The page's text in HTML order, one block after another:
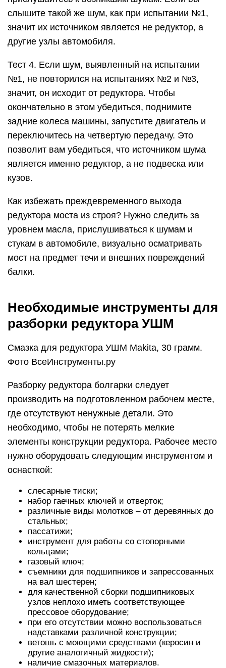
слышите такой же шум, как при испытании №1,
значит их источником является не редуктор, а
другие узлы автомобиля.
Тест 4. Если шум, выявленный на испытании
№1, не повторился на испытаниях №2 и №3,
значит, он исходит от редуктора. Чтобы
окончательно в этом убедиться, поднимите
задние колеса машины, запустите двигатель и
переключитесь на четвертую передачу. Это
позволит вам убедиться, что источником шума
является именно редуктор, а не подвеска или
кузов.
Как избежать преждевременного выхода
редуктора моста из строя? Нужно следить за
уровнем масла, прислушиваться к шумам и
стукам в автомобиле, визуально осматривать
мост на предмет течи и внешних повреждений
балки.
Необходимые инструменты для
разборки редуктора УШМ
Смазка для редуктора УШМ Makita, 30 грамм.
Фото ВсеИнструменты.ру
Разборку редуктора болгарки следует
производить на подготовленном рабочем месте,
где отсутствуют ненужные детали. Это
необходимо, чтобы не потерять мелкие
элементы конструкции редуктора. Рабочее место
нужно оборудовать следующим инструментом и
оснасткой:
слесарные тиски;
набор гаечных ключей и отверток;
различные виды молотков – от деревянных до
стальных;
пассатижи;
инструмент для работы со стопорными
кольцами;
газовый ключ;
съемники для подшипников и запрессованных
на вал шестерен;
для качественной сборки подшипниковых
узлов неплохо иметь соответствующее
прессовое оборудование;
при его отсутствии можно воспользоваться
надставками различной конструкции;
ветошь с моющими средствами (керосин и
другие аналогичный жидкости);
наличие смазочных материалов.